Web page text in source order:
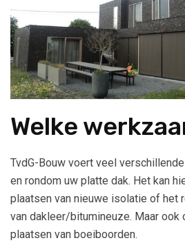
Welke
TvdG-Bouw voert veel
en rondom uw platte dak. Het kan
plaatsen van nieuwe isolatie of het
van dakleer/bitumineuze. Maar ook
plaatsen van boeiboorden.